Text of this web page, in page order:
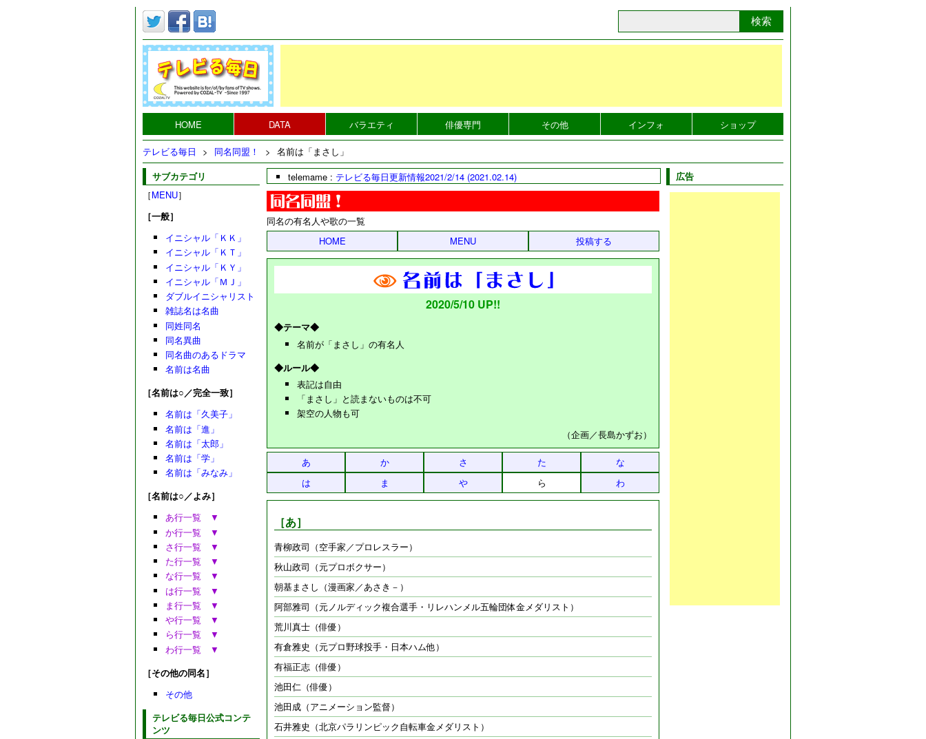
検索
HOME DATA バラエティ 俳優専門 その他 インフォ ショップ
テレビる毎日 > 同名同盟！ > 名前は「まさし」
telemame : テレビる毎日更新情報2021/2/14 (2021.02.14)
同名の有名人や歌の一覧
HOME
MENU 投稿する
2020/5/10 UP!!
◆テーマ◆
名前が「まさし」の有名人
◆ルール◆
表記は自由
「まさし」と読まないものは不可
架空の人物も可
（企画／長島かずお）
あ か さ た
な
は
ま や ら わ
［あ］
青柳政司（空手家／プロレスラー）
秋山政司（元プロボクサー）
朝基まさし（漫画家／あさき－）
阿部雅司（元ノルディック複合選手・リレハンメル五輪団体金メダリスト）
荒川真士（俳優）
有倉雅史（元プロ野球投手・日本ハム他）
有福正志（俳優）
池田仁（俳優）
池田成（アニメーション監督）
石井雅史（北京パラリンピック自転車金メダリスト）
サブカテゴリ
［MENU］
［一般］
イニシャル「ＫＫ」
イニシャル「ＫＴ」
イニシャル「ＫＹ」
イニシャル「ＭＪ」
ダブルイニシャリスト
雑誌名は名曲
同姓同名
同名異曲
同名曲のあるドラマ
名前は名曲
［名前は○／完全一致］
名前は「久美子」
名前は「進」
名前は「太郎」
名前は「学」
名前は「みなみ」
［名前は○／よみ］
あ行一覧 ▼
か行一覧 ▼
さ行一覧 ▼
た行一覧 ▼
な行一覧 ▼
は行一覧 ▼
ま行一覧 ▼
や行一覧 ▼
ら行一覧 ▼
わ行一覧 ▼
［その他の同名］
その他
テレビる毎日公式コンテ
ンツ
広告